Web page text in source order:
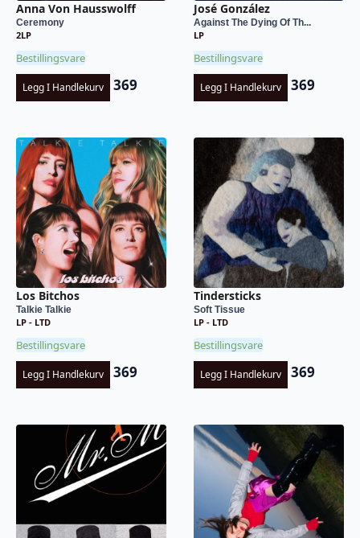
Anna Von Hausswolff
Ceremony
2LP
Bestillingsvare
Legg I Handlekurv 369
José González
Against The Dying Of Th...
LP
Bestillingsvare
Legg I Handlekurv 369
Los Bitchos
Talkie Talkie
LP - LTD
Bestillingsvare
Legg I Handlekurv 369
Tindersticks
Soft Tissue
LP - LTD
Bestillingsvare
Legg I Handlekurv 369